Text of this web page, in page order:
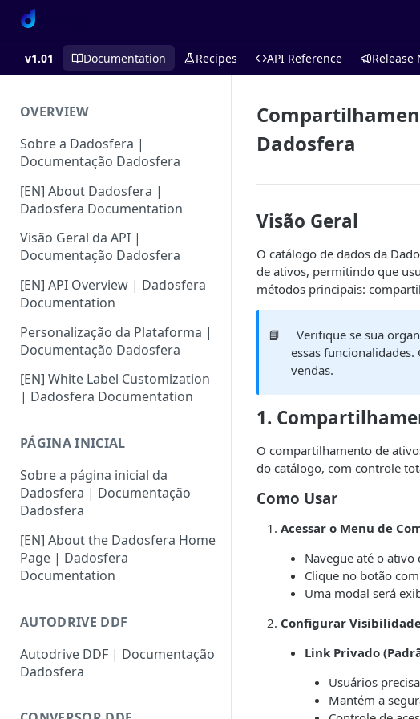
v1.01 Documentation Recipes API Reference Release
OVERVIEW
Sobre a Dadosfera |
Documentação Dadosfera
[EN] About Dadosfera |
Dadosfera Documentation
Visão Geral da API |
Documentação Dadosfera
[EN] API Overview | Dadosfera
Documentation
Personalização da Plataforma |
Documentação Dadosfera
[EN] White Label Customization
| Dadosfera Documentation
PÁGINA INICIAL
Sobre a página inicial da
Dadosfera | Documentação
Dadosfera
[EN] About the Dadosfera Home
Page | Dadosfera
Documentation
AUTODRIVE DDF
Autodrive DDF | Documentação
Dadosfera
Dadosfera
Visão Geral
O catálogo de dados da
de ativos, permitindo que
métodos principais:
📘
Verifique se sua
essas
vendas.
1.
O compartilhamento de
do catálogo, com controle
Como Usar
Acessar o Menu de
Navegue até o
Clique no botão
Uma modal será
Configurar
Link Privado
Usuários
Mantém a